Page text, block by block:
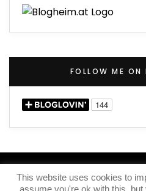
FOLLOW ME ON
(C) 2020 –
This website uses cookies to
assume you're ok with this, but